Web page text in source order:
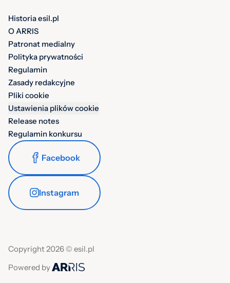
Historia esil.pl
O ARRIS
Patronat medialny
Polityka prywatności
Regulamin
Zasady redakcyjne
Pliki cookie
Ustawienia plików cookie
Release notes
Regulamin konkursu
Facebook
Instagram
Copyright 2026 © esil.pl
Powered by